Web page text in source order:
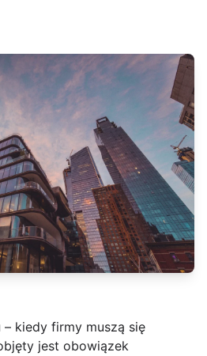
– kiedy firmy muszą się
jest obowiązek